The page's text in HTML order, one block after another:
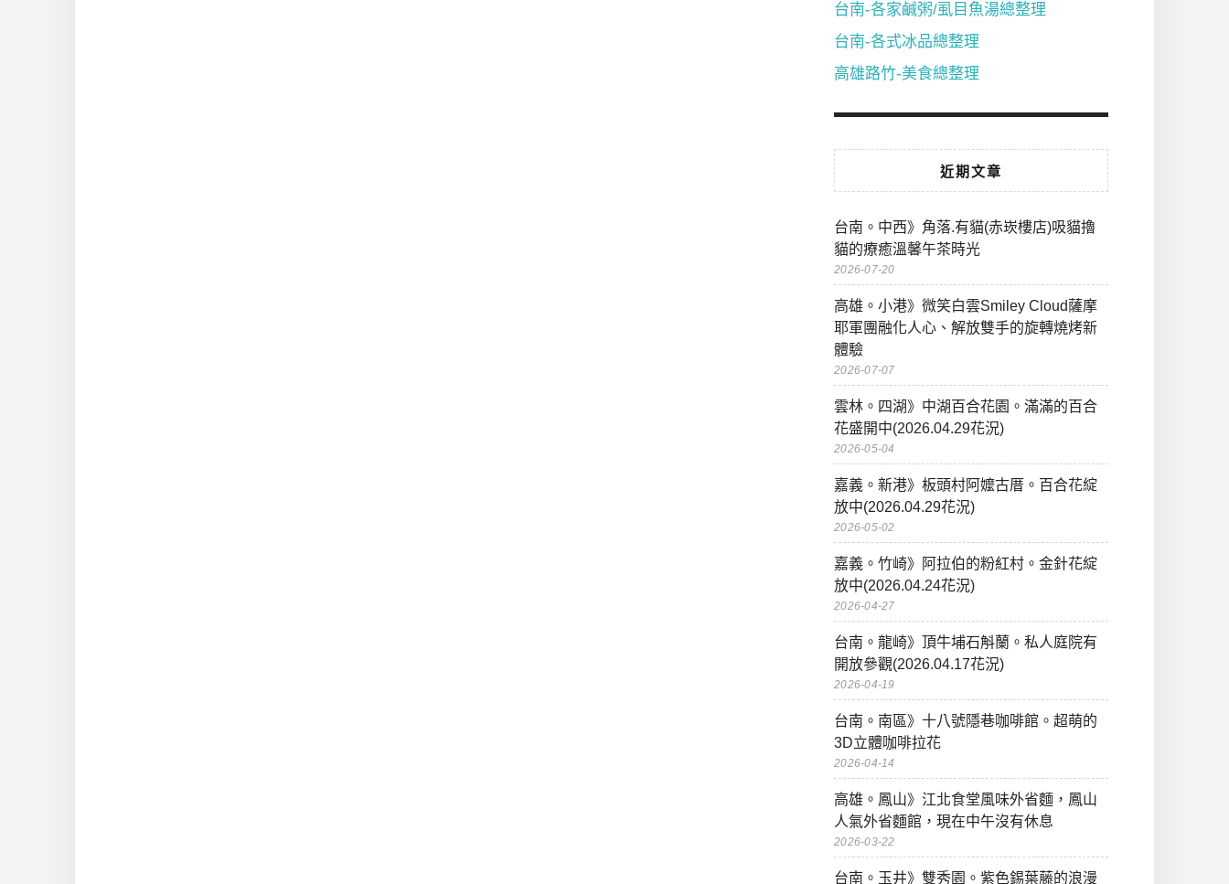
台南-各家鹹粥/虱目魚湯總整理
台南-各式冰品總整理
高雄路竹-美食總整理
近期文章
台南。中西》角落.有貓(赤崁樓店)吸貓擼
貓的療癒溫馨午茶時光
2026-07-20
高雄。小港》微笑白雲Smiley Cloud薩摩
耶軍團融化人心、解放雙手的旋轉燒烤新
體驗
2026-07-07
雲林。四湖》中湖百合花園。滿滿的百合
花盛開中(2026.04.29花況)
2026-05-04
嘉義。新港》板頭村阿嬤古厝。百合花綻
放中(2026.04.29花況)
2026-05-02
嘉義。竹崎》阿拉伯的粉紅村。金針花綻
放中(2026.04.24花況)
2026-04-27
台南。龍崎》頂牛埔石斛蘭。私人庭院有
開放參觀(2026.04.17花況)
2026-04-19
台南。南區》十八號隱巷咖啡館。超萌的
3D立體咖啡拉花
2026-04-14
高雄。鳳山》江北食堂風味外省麵，鳳山
人氣外省麵館，現在中午沒有休息
2026-03-22
台南。玉井》雙秀園。紫色錫葉藤的浪漫